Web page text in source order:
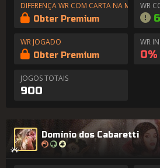
DIFERENÇA WR COM CARTA NA MÃO
Obter Premium
WR
WR JOGADO
Obter Premium
WR
0%
JOGOS TOTAIS
900
Domínio dos Cabaretti